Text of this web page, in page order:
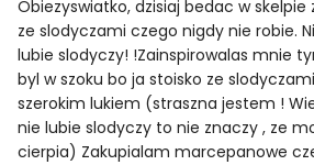
Obiezyswiatko, dzisiaj bedac w
ze slodyczami czego nigdy nie robie.
lubie slodyczy! !Zainspirowalas mnie
byl w szoku bo ja stoisko ze
szerokim lukiem (straszna jestem !
nie lubie slodyczy to nie znaczy , ze
cierpia) Zakupialam marcepanowe